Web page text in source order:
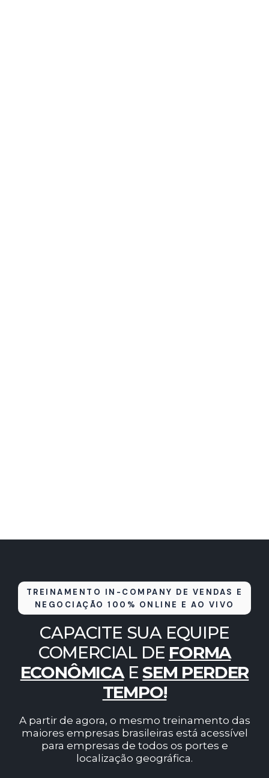
TREINAMENTO IN-COMPANY DE VENDAS E
NEGOCIAÇÃO 100% ONLINE E AO VIVO
CAPACITE SUA EQUIPE
COMERCIAL DE FORMA
ECONÔMICAESEM PERDER
TEMPO!
A partir de agora, o mesmo treinamento das
maiores empresas brasileiras está acessível
para empresas de todos os portes e
localização geográfica.